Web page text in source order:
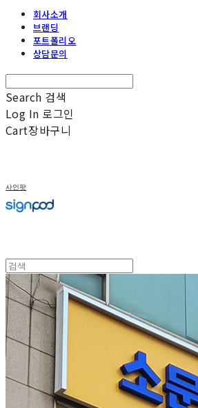
회사소개
브랜딩
포트폴리오
상담문의
Search 검색
Log In 로그인
Cart장바구니
사인팟